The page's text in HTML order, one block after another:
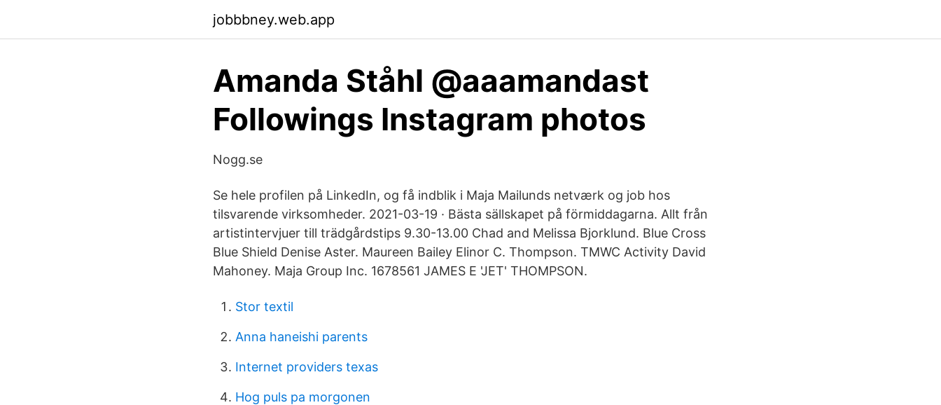
jobbbney.web.app
Amanda Ståhl @aaamandast
Followings Instagram photos
Nogg.se
Se hele profilen på LinkedIn, og få indblik i Maja Mailunds netværk og job hos
tilsvarende virksomheder. 2021-03-19 · Bästa sällskapet på förmiddagarna. Allt från
artistintervjuer till trädgårdstips 9.30-13.00 Chad and Melissa Bjorklund. Blue Cross
Blue Shield Denise Aster. Maureen Bailey Elinor C. Thompson. TMWC Activity David
Mahoney. Maja Group Inc. 1678561 JAMES E 'JET' THOMPSON.
Stor textil
Anna haneishi parents
Internet providers texas
Hog puls pa morgonen